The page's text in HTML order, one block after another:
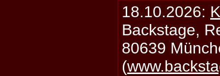
18.10.2026:
Backstage,
80639
(